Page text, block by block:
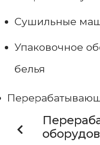
Сушильные
Упаковочное
белья